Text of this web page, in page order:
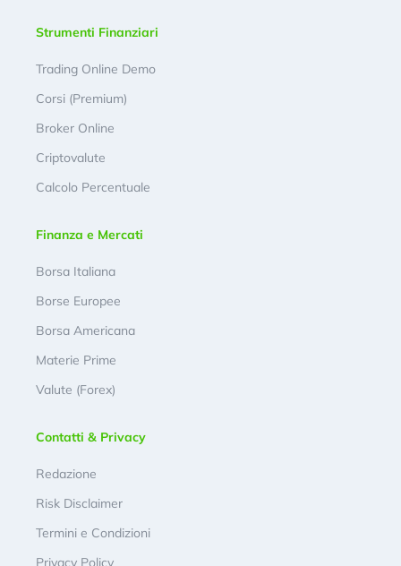
Strumenti Finanziari
Trading Online Demo
Corsi (Premium)
Broker Online
Criptovalute
Calcolo Percentuale
Finanza e Mercati
Borsa Italiana
Borse Europee
Borsa Americana
Materie Prime
Valute (Forex)
Contatti & Privacy
Redazione
Risk Disclaimer
Termini e Condizioni
Privacy Policy